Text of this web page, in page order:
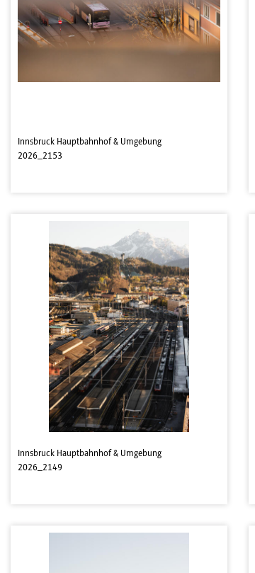
Innsbruck Hauptbahnhof & Umgebung
2026_2153
Innsbruck Hauptbahnhof & Umgebung
2026_2149